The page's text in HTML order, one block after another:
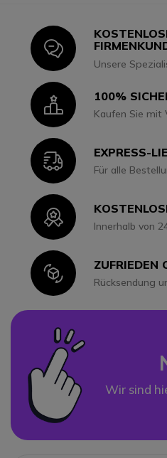
Icon
Unsere
Icon100%
Kaufen Sie mit
IconEXPRESS-
Für alle
IconInnerhalb von
IconZUFRIEDEN
Rücksendung
Wir sind